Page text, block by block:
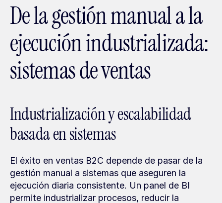
De la gestión manual a la
ejecución industrializada:
sistemas de ventas
Industrialización y escalabilidad
basada en sistemas
El éxito en ventas B2C depende de pasar de la
gestión manual a sistemas que aseguren la
ejecución diaria consistente. Un panel de BI
permite industrializar procesos, reducir la